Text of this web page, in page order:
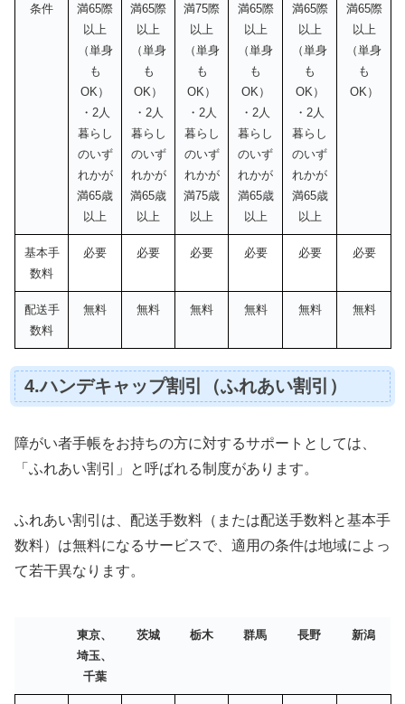
条件
満65際
以上
（単身
も
OK）
・2人
暮らし
のいず
れかが
満65歳
以上
満65際
以上
（単身
も
OK）
・2人
暮らし
のいず
れかが
満65歳
以上
満75際
以上
（単身
も
OK）
・2人
暮らし
のいず
れかが
満75歳
以上
満65際
以上
（単身
も
OK）
・2人
暮らし
のいず
れかが
満65歳
以上
満65際
以上
（単身
も
OK）
・2人
暮らし
のいず
れかが
満65歳
以上
満65際
以上
（単身
も
OK）
基本手
数料
必要 必要 必要 必要 必要 必要
配送手
数料
無料 無料 無料 無料 無料 無料
4.ハンデキャップ割引（ふれあい割引）
障がい者手帳をお持ちの方に対するサポートとしては、
「ふれあい割引」と呼ばれる制度があります。
ふれあい割引は、配送手数料（または配送手数料と基本手
数料）は無料になるサービスで、適用の条件は地域によっ
て若干異なります。
東京、
埼玉、
千葉
茨城 栃木 群馬 長野 新潟